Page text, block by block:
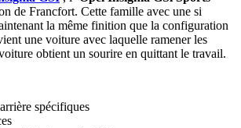
de Francfort. Cette famille avec une si
la même finition que la configuration
une voiture avec laquelle ramener les
obtient un sourire en quittant le travail.
spécifiques